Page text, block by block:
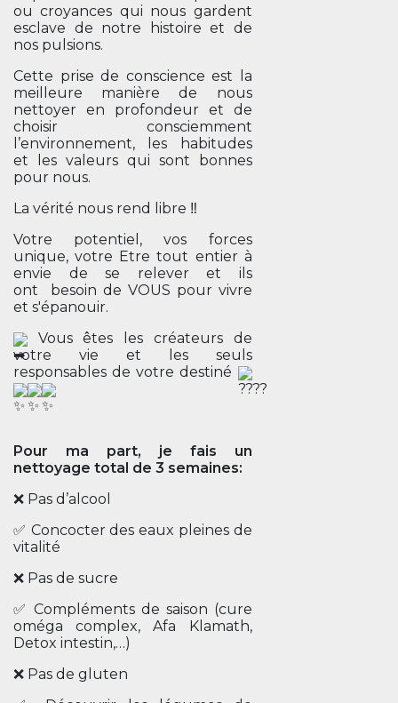
ou croyances qui nous gardent
esclave de notre histoire et de
nos pulsions.
Cette prise de conscience est la
meilleure manière de nous
nettoyer en profondeur et de
choisir consciemment
l’environnement, les habitudes
et les valeurs qui sont bonnes
pour nous.
La vérité nous rend libre ‼️
Votre potentiel, vos forces
unique, votre Etre tout entier à
envie de se relever et ils
ont besoin de VOUS pour vivre
et s'épanouir.
Vous êtes les créateurs de
votre vie et les seuls
responsables de votre destiné
Pour ma part, je fais un
nettoyage total de 3 semaines:
❌ Pas d’alcool
✅ Concocter des eaux pleines de
vitalité
❌ Pas de sucre
✅ Compléments de saison (cure
oméga complex, Afa Klamath,
Detox intestin,…)
❌ Pas de gluten